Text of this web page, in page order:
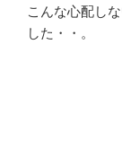
こんな心配し
した・・。